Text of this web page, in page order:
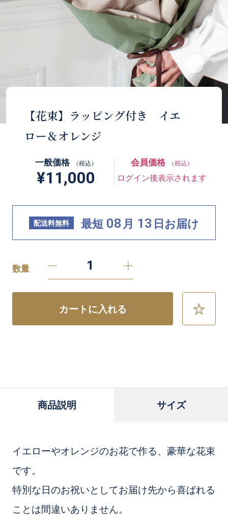
【花束】ラッピング付き イエ
ロー＆オレンジ
一般価格 （税込）
¥11,000
会員価格 （税込）
ログイン後表示されます
配送料無料 最短 08 月 13 日お届け
数量
カートに入れる
お
商品説明 サイズ
イエローやオレンジのお花で作る、豪華な花束
です。
特別な日のお祝いとしてお届け先から喜ばれる
ことは間違いありません。